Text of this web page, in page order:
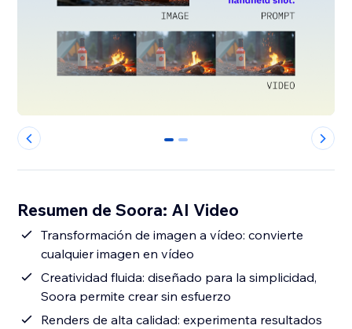
0 1
Resumen de Soora: AI Video
Transformación de imagen a vídeo: convierte
cualquier imagen en vídeo
Creatividad fluida: diseñado para la simplicidad,
Soora permite crear sin esfuerzo
Renders de alta calidad: experimenta resultados